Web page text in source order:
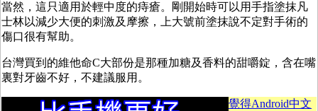
當然，這只適用於輕中度的痔瘡。剛開始時可以用手指塗抹凡
士林以減少大便的刺激及摩擦，上大號前塗抹說不定對手術的
傷口很有幫助。
台灣買到的維他命C大部份是那種加糖及香料的甜嚼錠，含在嘴
裏對牙齒不好，不建議服用。
覺得Android中文